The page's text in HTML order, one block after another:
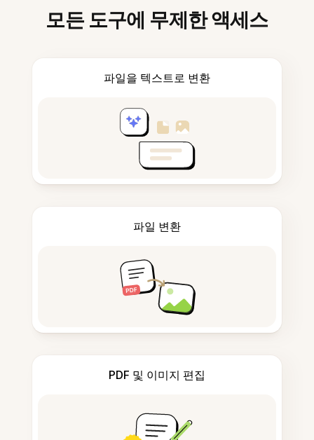
모든 도구에 무제한 액세스
파일을 텍스트로 변환
파일 변환
PDF 및 이미지 편집